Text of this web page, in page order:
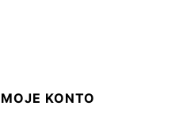
MOJE KONTO